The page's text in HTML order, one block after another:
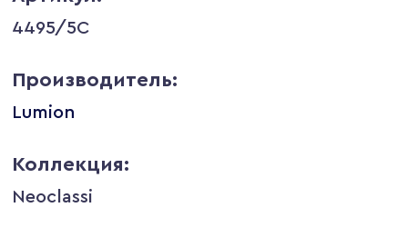
4495/5C
Производитель:
Lumion
Коллекция:
Neoclassi